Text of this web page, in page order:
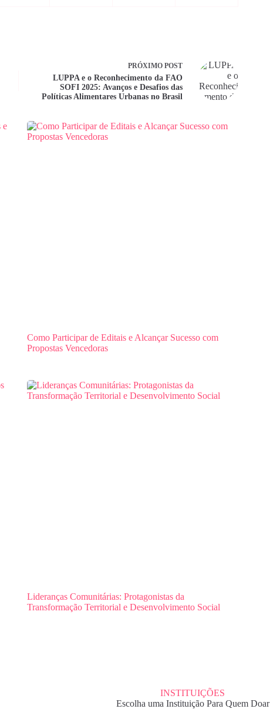
PRÓXIMO POST
LUPPA e o Reconhecimento da FAO
SOFI 2025: Avanços e Desafios das
Políticas Alimentares Urbanas no Brasil
Como Participar de Editais e Alcançar Sucesso com
Propostas Vencedoras
Lideranças Comunitárias: Protagonistas da
Transformação Territorial e Desenvolvimento Social
INSTITUIÇÕES
Escolha uma Instituição Para Quem Doar